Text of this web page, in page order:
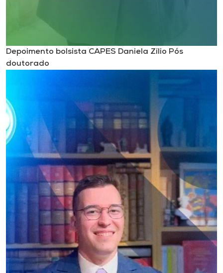
Depoimento bolsista CAPES Daniela Zílio Pós
doutorado